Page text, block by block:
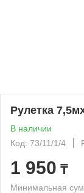
Рулетка
В наличии
Код: 73/11/1/4
1 950 ₸
Минимальная